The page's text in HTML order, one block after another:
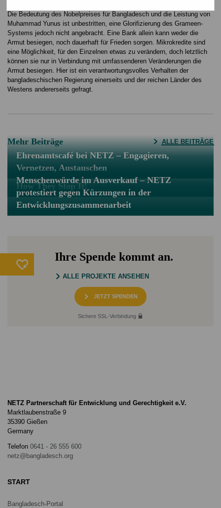
Die Bedeutung des Nobelpreises für Bangladesch und die Leistung von
Muhammad Yunus ist unbestritten, eine Glorifizierung des Grameen-
Systems jedoch nicht angebracht. Eine Bank allein kann weder die
Armut besiegen, noch dauerhaft für Frieden sorgen. Mikrokredite sind
eine Möglichkeit, für den Einzelnen etwas zu verändern, doch letztlich
können sie nur in Verbindung mit umfassenderen Veränderungen die
Armut besiegen. Hier ist ein verantwortungsvolles Verhalten der
bangladeschischen Regierung einerseits und der reichen Länder des
Westens andererseits gefragt.
Mehr Beiträge ALLE BEITRÄGE
Ehrenamtscafé bei NETZ – Engagieren,
Vernetzen, Austauschen
How They Stop It!
Menschenwürde im Ausverkauf – NETZ
protestiert gegen Kürzungen in der
Entwicklungszusammenarbeit
Ihre Spende kommt an.
ALLE PROJEKTE ANSEHEN
JETZT SPENDEN
Sichere SSL-Verbindung
NETZ Partnerschaft für Entwicklung und Gerechtigkeit e.V.
Marktlaubenstraße 9
35390 Gießen
Germany
Telefon 0641 - 26 555 600
netz@bangladesch.org
START
Bangladesch-Portal